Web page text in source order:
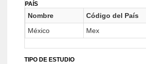
PAÍS
Nombre
Código del País
México
Mex
TIPO DE ESTUDIO